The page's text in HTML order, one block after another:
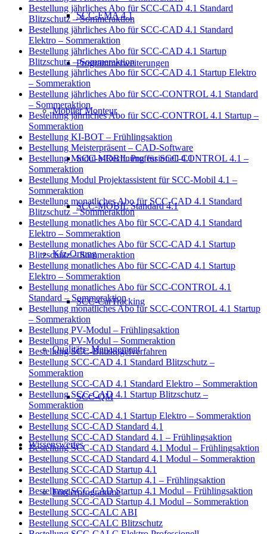
SCC-EMA 4.1
Programmerweiterungen
Mobiler Monteur
SCC-MOBIL Professionell 4.1
SCC-MOBIL Standard 4.1
Kfz-Ortung
SCC-CarTracking
Qualitäts- Management
SCC-QM
Wissenswertes
Förderprogramme
Bestellung jährliches Abo für SCC-CAD 4.1 Standard
Blitzschutz – Sommeraktion
Bestellung jährliches Abo für SCC-CAD 4.1 Standard
Elektro – Sommeraktion
Bestellung jährliches Abo für SCC-CAD 4.1 Startup
Blitzschutz – Sommeraktion
Bestellung jährliches Abo für SCC-CAD 4.1 Startup Elektro
– Sommeraktion
Bestellung jährliches Abo für SCC-CONTROL 4.1 Standard
– Sommeraktion
Bestellung jährliches Abo für SCC-CONTROL 4.1 Startup –
Sommeraktion
Bestellung KI-BOT – Frühlingsaktion
Bestellung Meisterpräsent – CAD-Software
Bestellung Modul e-Rechnung für SCC-CONTROL 4.1 –
Sommeraktion
Bestellung Modul Projektassistent für SCC-Mobil 4.1 –
Sommeraktion
Bestellung monatliches Abo für SCC-CAD 4.1 Standard
Blitzschutz – Sommeraktion
Bestellung monatliches Abo für SCC-CAD 4.1 Standard
Elektro – Sommeraktion
Bestellung monatliches Abo für SCC-CAD 4.1 Startup
Blitzschutz – Sommeraktion
Bestellung monatliches Abo für SCC-CAD 4.1 Startup
Elektro – Sommeraktion
Bestellung monatliches Abo für SCC-CONTROL 4.1
Standard – Sommeraktion
Bestellung monatliches Abo für SCC-CONTROL 4.1 Startup
– Sommeraktion
Bestellung PV-Modul – Frühlingsaktion
Bestellung PV-Modul – Sommeraktion
Bestellung SCC-Blitzkugelverfahren
Bestellung SCC-CAD 4.1 Standard Blitzschutz –
Sommeraktion
Bestellung SCC-CAD 4.1 Standard Elektro – Sommeraktion
Bestellung SCC-CAD 4.1 Startup Blitzschutz –
Sommeraktion
Bestellung SCC-CAD 4.1 Startup Elektro – Sommeraktion
Bestellung SCC-CAD Standard 4.1
Bestellung SCC-CAD Standard 4.1 – Frühlingsaktion
Bestellung SCC-CAD Standard 4.1 Modul – Frühlingsaktion
Bestellung SCC-CAD Standard 4.1 Modul – Sommeraktion
Bestellung SCC-CAD Startup 4.1
Bestellung SCC-CAD Startup 4.1 – Frühlingsaktion
Bestellung SCC-CAD Startup 4.1 Modul – Frühlingsaktion
Bestellung SCC-CAD Startup 4.1 Modul – Sommeraktion
Bestellung SCC-CALC ABI
Bestellung SCC-CALC Blitzschutz